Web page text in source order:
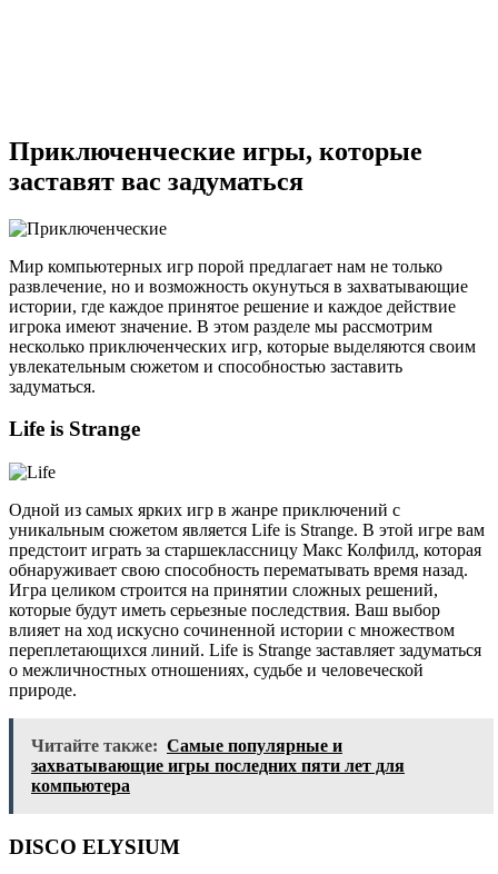
Приключенческие игры, которые
заставят вас задуматься
Мир компьютерных игр порой предлагает нам не только
развлечение, но и возможность окунуться в захватывающие
истории, где каждое принятое решение и каждое действие
игрока имеют значение. В этом разделе мы рассмотрим
несколько приключенческих игр, которые выделяются своим
увлекательным сюжетом и способностью заставить
задуматься.
Life is Strange
Одной из самых ярких игр в жанре приключений с
уникальным сюжетом является Life is Strange. В этой игре вам
предстоит играть за старшеклассницу Макс Колфилд, которая
обнаруживает свою способность перематывать время назад.
Игра целиком строится на принятии сложных решений,
которые будут иметь серьезные последствия. Ваш выбор
влияет на ход искусно сочиненной истории с множеством
переплетающихся линий. Life is Strange заставляет задуматься
о межличностных отношениях, судьбе и человеческой
природе.
Читайте также: Самые популярные и
захватывающие игры последних пяти лет для
компьютера
DISCO ELYSIUM